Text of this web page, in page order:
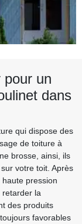
pour un
dans
qui dispose des
de toiture à
brosse, ainsi, ils
votre toit. Après
pression
retarder la
des produits
favorables